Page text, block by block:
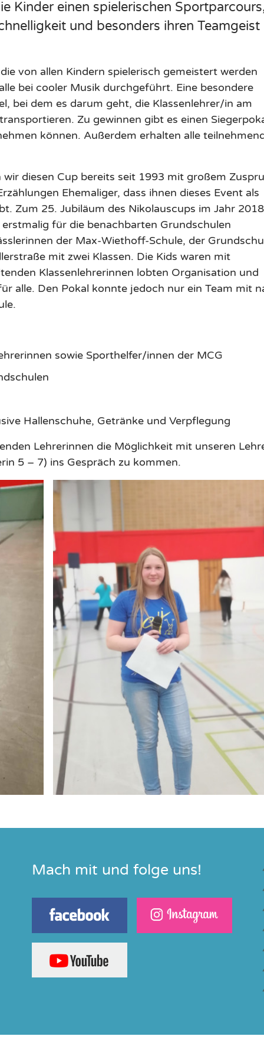
Kinder einen spielerischen
und besonders ihren Teamgeist
von allen Kindern spielerisch gemeistert werden
bei cooler Musik durchgeführt. Eine besondere
bei dem es darum geht, die Klassenlehrer/in am
Zu gewinnen gibt es einen
können. Außerdem erhalten alle
diesen Cup bereits seit 1993 mit großem
Ehemaliger, dass ihnen dieses Event als
Zum 25. Jubiläum des Nikolauscups im Jahr 2018
für die benachbarten Grundschulen
der Max-Wiethoff-Schule, der
mit zwei Klassen. Die Kids waren mit
Klassenlehrerinnen lobten Organisation und
alle. Den Pokal konnte jedoch nur ein Team mit
sowie Sporthelfer/innen der MCG
Hallenschuhe, Getränke und Verpflegung
Lehrerinnen die Möglichkeit mit unseren
5 – 7) ins Gespräch zu kommen.
Mach mit und folge uns!